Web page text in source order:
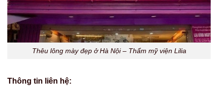
Thêu lông mày đẹp ở Hà Nội – Thẩm mỹ viện Lilia
Thông tin liên hệ: